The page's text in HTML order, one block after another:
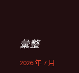
彙整
2026 年 7 月